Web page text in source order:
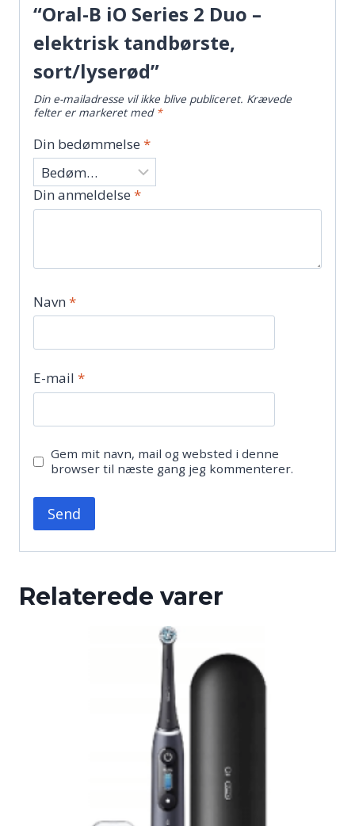
“Oral-B iO Series 2 Duo –
elektrisk tandbørste,
sort/lyserød”
Din e-mailadresse vil ikke blive publiceret. Krævede
felter er markeret med *
Din bedømmelse *
Din anmeldelse *
Navn *
E-mail *
Gem mit navn, mail og websted i denne
browser til næste gang jeg kommenterer.
Relaterede varer